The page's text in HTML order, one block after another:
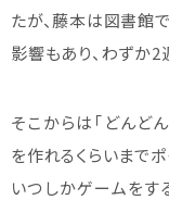
たが、藤本は図書館
影響もあり、わずか
そこからは「どんど
を作れるくらいまで
いつしかゲームをす